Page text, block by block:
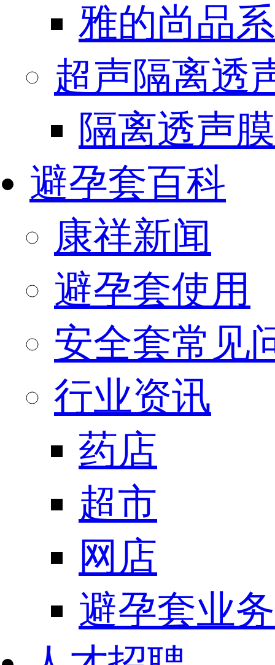
雅的尚品
超声隔离透
隔离透声
避孕套百科
康祥新闻
避孕套使用
安全套常见
行业资讯
药店
超市
网店
避孕套业务